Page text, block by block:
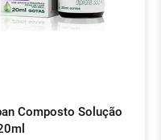
Composto Solução